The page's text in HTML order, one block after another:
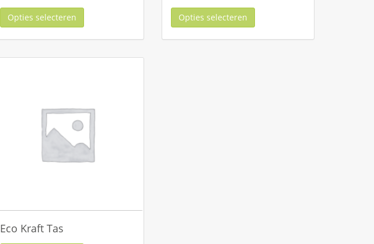
Opties selecteren Opties selecteren
Eco Kraft Tas